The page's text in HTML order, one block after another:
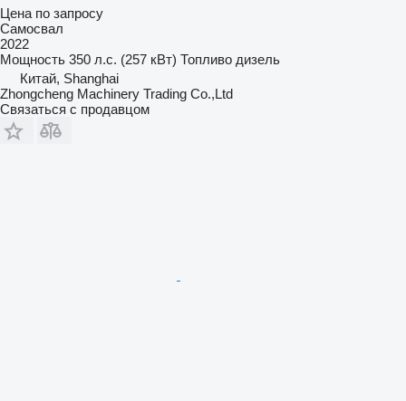
Цена по запросу
Самосвал
2022
Мощность 350 л.с. (257 кВт) Топливо дизель
Китай, Shanghai
Zhongcheng Machinery Trading Co.,Ltd
Связаться с продавцом